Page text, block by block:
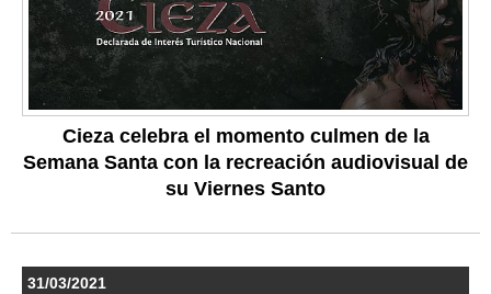
Cieza celebra el momento culmen de la
Semana Santa con la recreación audiovisual de
su Viernes Santo
31/03/2021